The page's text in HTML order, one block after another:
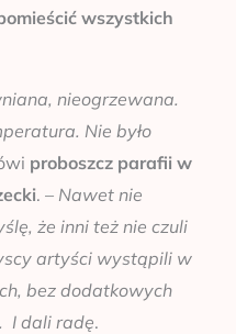
wszystkich
nieogrzewana.
Nie było
proboszcz parafii w
. – Nawet nie
że inni też nie czuli
artyści wystąpili w
bez dodatkowych
I dali radę.